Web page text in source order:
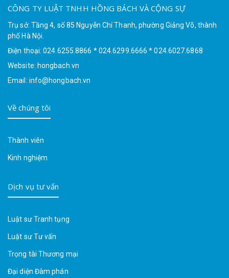
CÔNG TY LUẬT TNHH HỒNG BÁCH VÀ CỘNG SỰ
Trụ sở: Tầng 4, số 85 Nguyễn Chí Thanh, phường Giảng Võ, thành
phố Hà Nội.
Điện thoại: 024.6255.8866 * 024.6299.6666 * 024.6027.6868
Website: hongbach.vn
Email: info@hongbach.vn
Về chúng tôi
Thành viên
Kinh nghiệm
Dịch vụ tư vấn
Luật sư Tranh tụng
Luật sư Tư vấn
Trọng tài Thương mại
Đại diện Đàm phán